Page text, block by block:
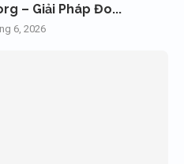
– Giải Pháp Đo...
6, 2026